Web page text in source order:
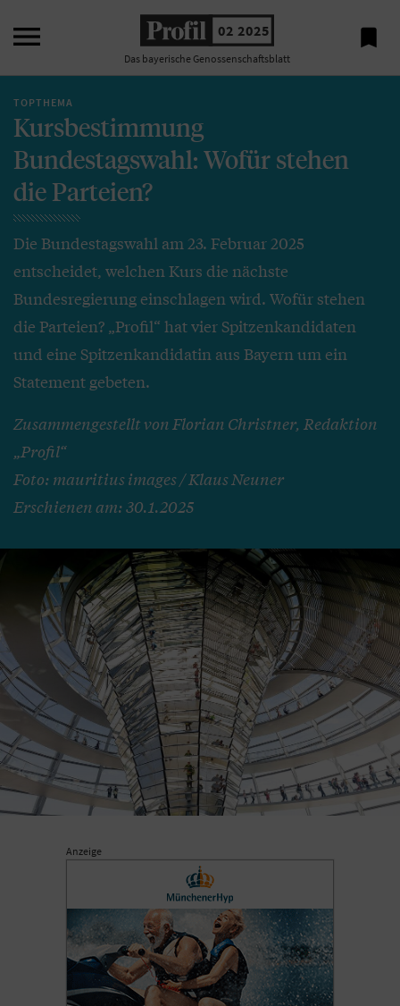
 02 2025
Das bayerische Genossenschaftsblatt

TOPTHEMA
Kursbestimmung
Bundestagswahl: Wofür stehen
die Parteien?
Die Bundestagswahl am 23. Februar 2025
entscheidet, welchen Kurs die nächste
Bundesregierung einschlagen wird. Wofür stehen
die Parteien? „Profil“ hat vier Spitzenkandidaten
und eine Spitzenkandidatin aus Bayern um ein
Statement gebeten.
Zusammengestellt von Florian Christner, Redaktion
„Profil“
Foto: mauritius images / Klaus Neuner
Erschienen am: 30.1.2025
Anzeige